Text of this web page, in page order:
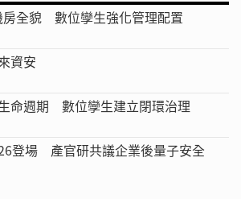
房全貌 數位孿生強化管理配置
資安
命週期 數位孿生建立閉環治理
登場 產官研共議企業後量子安全